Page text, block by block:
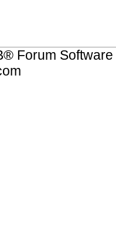
® Forum